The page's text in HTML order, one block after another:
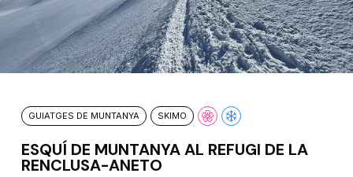
GUIATGES DE MUNTANYA SKIMO
ESQUÍ DE MUNTANYA AL REFUGI DE LA
RENCLUSA-ANETO